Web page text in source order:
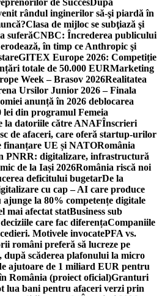
de SuccesDupă
rândul inginerilor să-şi piardă în
Clasa de mijloc se subţiază şi
suferăCNBC: Încrederea publicului
în timp ce Anthropic şi
GITEX Europe 2026: Competiție
totale de 50.000 EURMarketing
Week – Brasov 2026Realitatea
Ursilor Junior 2026 – Finala
anunță în 2026 deblocarea
lei din programul Femeia
la datoriile către ANAFÎnscrieri
de afaceri, care oferă startup-urilor
finanțare UE și NATORomânia
PNRR: digitalizare, infrastructură
de la Iași 2026România riscă noi
deficitului bugetarDe la
cu cap – AI care produce
la 80% competențe digitale
mai afectat statBusiness sub
care fac diferențaCompaniile
Motivele invocatePFA vs.
români preferă să lucreze pe
după scăderea plafonului la micro
ajutoare de 1 miliard EUR pentru
România (proiect oficial)Granturi
lua bani pentru afaceri verzi prin